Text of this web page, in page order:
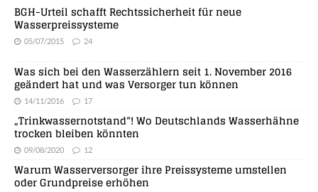
BGH-Urteil schafft Rechtssicherheit für neue
Wasserpreissysteme
05/07/2015 24
Was sich bei den Wasserzählern seit 1. November 2016
geändert hat und was Versorger tun können
14/11/2016 17
„Trinkwassernotstand“! Wo Deutschlands Wasserhähne
trocken bleiben könnten
09/08/2020 12
Warum Wasserversorger ihre Preissysteme umstellen
oder Grundpreise erhöhen